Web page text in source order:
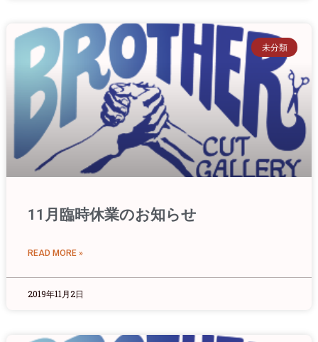
未分類
11月臨時休業のお知らせ
READ MORE »
2019年11月2日